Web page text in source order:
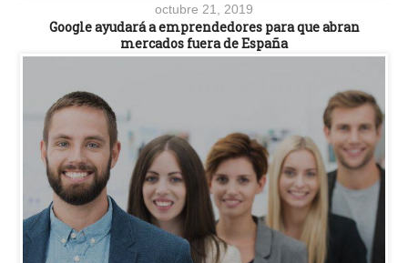
octubre 21, 2019
Google ayudará a emprendedores para que abran
mercados fuera de España